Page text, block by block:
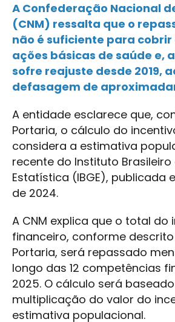
A Confederação Nacional
(CNM) ressalta que o
não é suficiente para cobrir
ações básicas de saúde e,
sofre reajuste desde 2019,
defasagem de
A entidade esclarece que,
Portaria, o cálculo do
considera a estimativa
recente do Instituto
Estatística (IBGE), publicada
de 2024.
A CNM explica que o total do
financeiro, conforme
Portaria, será repassado
longo das 12 competências
2025. O cálculo será
multiplicação do valor do
estimativa populacional.